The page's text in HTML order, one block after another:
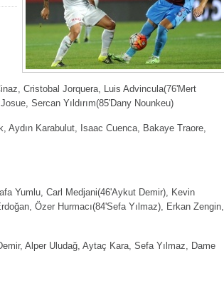
Cristobal Jorquera, Luis Advincula(76'Mert
Sercan Yıldırım(85'Dany Nounkeu)
Aydın Karabulut, Isaac Cuenca, Bakaye Traore,
Yumlu, Carl Medjani(46'Aykut Demir), Kevin
Özer Hurmacı(84'Sefa Yılmaz), Erkan Zengin,
Alper Uludağ, Aytaç Kara, Sefa Yılmaz, Dame